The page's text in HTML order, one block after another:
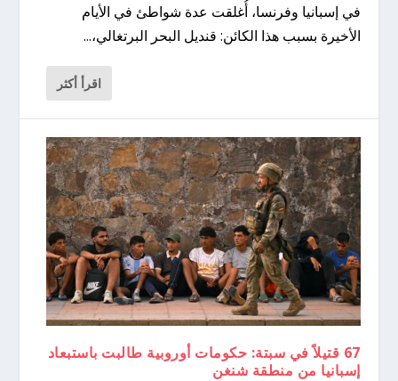
في إسبانيا وفرنسا، أُغلقت عدة شواطئ في الأيام
الأخيرة بسبب هذا الكائن: قنديل البحر البرتغالي،...
اقرأ أكثر
67 قتيلاً في سبتة: حكومات أوروبية طالبت باستبعاد
إسبانيا من منطقة شنغن